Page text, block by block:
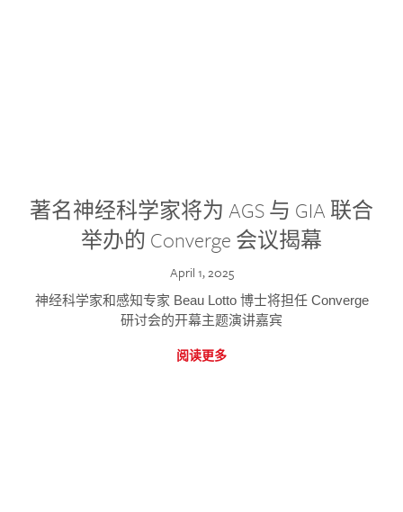
著名神经科学家将为 AGS 与 GIA 联合
举办的 Converge 会议揭幕
April 1, 2025
神经科学家和感知专家 Beau Lotto 博士将担任 Converge
研讨会的开幕主题演讲嘉宾
阅读更多